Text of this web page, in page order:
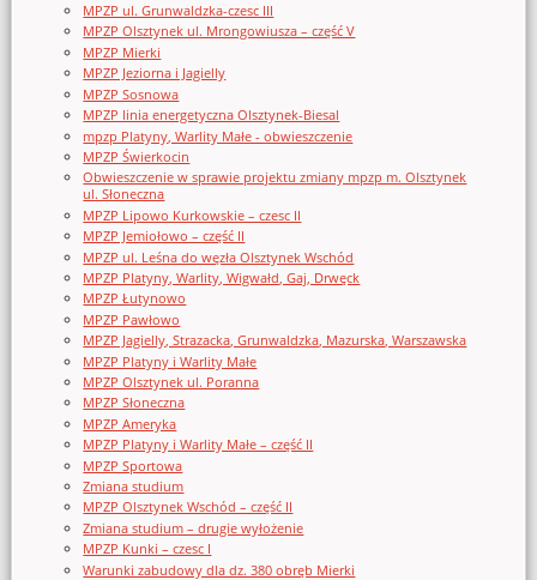
MPZP ul. Grunwaldzka-czesc III
MPZP Olsztynek ul. Mrongowiusza – część V
MPZP Mierki
MPZP Jeziorna i Jagielly
MPZP Sosnowa
MPZP linia energetyczna Olsztynek-Biesal
mpzp Platyny, Warlity Małe - obwieszczenie
MPZP Świerkocin
Obwieszczenie w sprawie projektu zmiany mpzp m. Olsztynek
ul. Słoneczna
MPZP Lipowo Kurkowskie – czesc II
MPZP Jemiołowo – część II
MPZP ul. Leśna do węzła Olsztynek Wschód
MPZP Platyny, Warlity, Wigwałd, Gaj, Drwęck
MPZP Łutynowo
MPZP Pawłowo
MPZP Jagielly, Strazacka, Grunwaldzka, Mazurska, Warszawska
MPZP Platyny i Warlity Małe
MPZP Olsztynek ul. Poranna
MPZP Słoneczna
MPZP Ameryka
MPZP Platyny i Warlity Małe – część II
MPZP Sportowa
Zmiana studium
MPZP Olsztynek Wschód – część II
Zmiana studium – drugie wyłożenie
MPZP Kunki – czesc I
Warunki zabudowy dla dz. 380 obręb Mierki